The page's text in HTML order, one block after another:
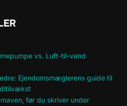
vs. Luft-til-vand
Ejendomsmæglerens guide til
før du skriver under